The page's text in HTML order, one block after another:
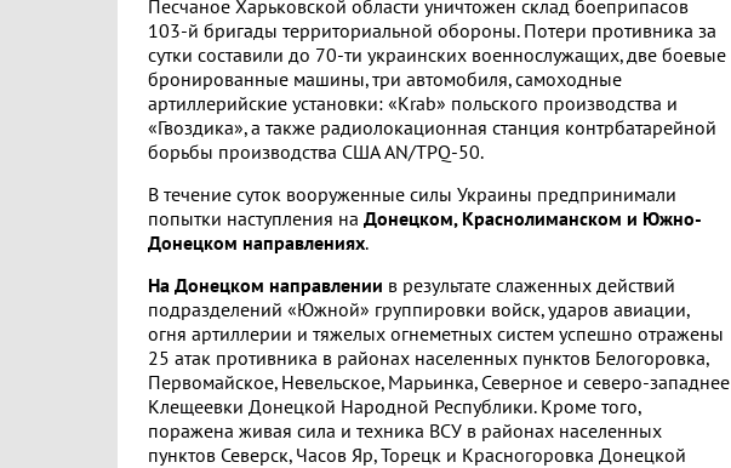
Песчаное Харьковской области уничтожен склад боеприпасов
103-й бригады территориальной обороны. Потери противника за
сутки составили до 70-ти украинских военнослужащих, две боевые
бронированные машины, три автомобиля, самоходные
артиллерийские установки: «Krab» польского производства и
«Гвоздика», а также радиолокационная станция контрбатарейной
борьбы производства США AN/TPQ-50.
В течение суток вооруженные силы Украины предпринимали
попытки наступления на Донецком, Краснолиманском и Южно-
Донецком направлениях.
На Донецком направлении в результате слаженных действий
подразделений «Южной» группировки войск, ударов авиации,
огня артиллерии и тяжелых огнеметных систем успешно отражены
25 атак противника в районах населенных пунктов Белогоровка,
Первомайское, Невельское, Марьинка, Северное и северо-западнее
Клещеевки Донецкой Народной Республики. Кроме того,
поражена живая сила и техника ВСУ в районах населенных
пунктов Северск, Часов Яр, Торецк и Красногоровка Донецкой